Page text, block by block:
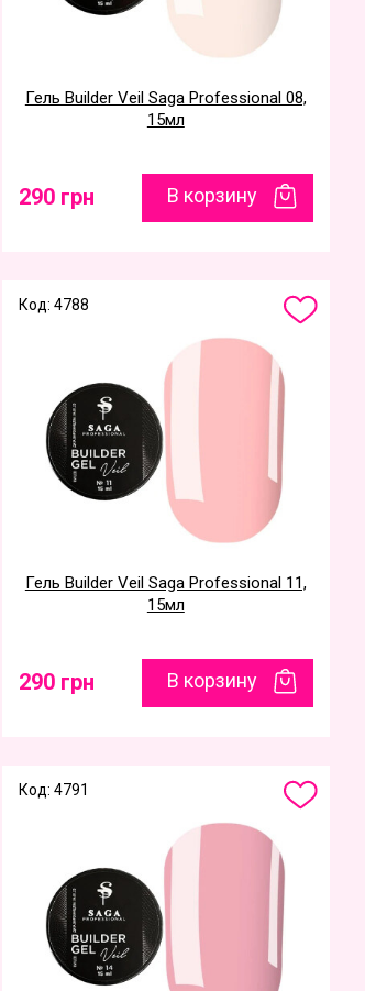
Гель Builder Veil Saga Professional 08,
15мл
290 грн В корзину
Код: 4788
Гель Builder Veil Saga Professional 11,
15мл
290 грн В корзину
Код: 4791